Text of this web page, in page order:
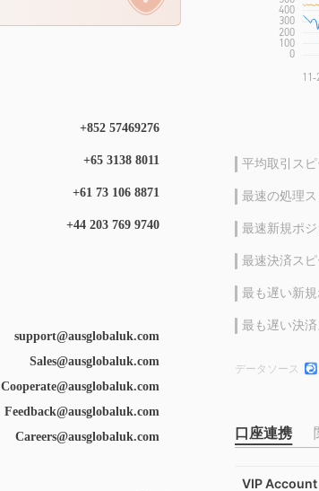
+852 57469276
+65 3138 8011
+61 73 106 8871
+44 203 769 9740
support@ausglobaluk.com
Sales@ausglobaluk.com
Cooperate@ausglobaluk.com
Feedback@ausglobaluk.com
Careers@ausglobaluk.com
平均取引ス
最速の処理
最速新規ポ
最速決済ス
最も遅い新
最も遅い決
データソース
口座連携
VIP Account